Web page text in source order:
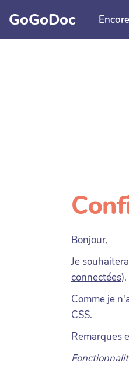
Aller au contenu principal
GoGoDoc
Bonjour,
Je
connectées).
Comme je
CSS.
Remarques